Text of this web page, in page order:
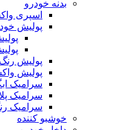
بدنه خودرو
اسپری
پولیش
پولیش
پولیش
سرامیک
سرامیک
سرامیک
خوشبو کننده